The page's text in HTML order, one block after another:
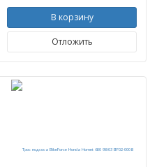
В корзину
Отложить